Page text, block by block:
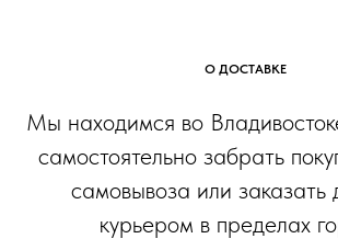
О ДОСТАВКЕ
Мы находимся во
самостоятельно забрать
самовывоза или заказать
курьером в пределах